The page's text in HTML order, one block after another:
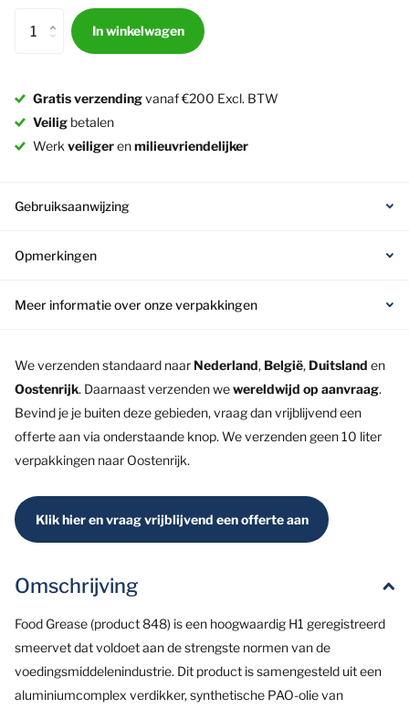
In winkelwagen
Gratis verzendingvanaf €200 Excl. BTW
Veilig betalen
Werk veiligerenmilieuvriendelijker
Gebruiksaanwijzing
Opmerkingen
Meer informatie over onze verpakkingen
We verzenden standaard naar Nederland, België, Duitsland en
Oostenrijk. Daarnaast verzenden wewereldwijd op aanvraag.
Bevind je je buiten deze gebieden, vraag dan vrijblijvend een
offerte aan via onderstaande knop. We verzenden geen 10 liter
verpakkingen naar Oostenrijk.
Klik hier en vraag vrijblijvend een offerte aan
Omschrijving
Food Grease (product 848) is een hoogwaardig H1 geregistreerd
smeervetdat voldoet aan de strengste normen van de
voedingsmiddelenindustrie. Dit product is samengesteld uit een
aluminiumcomplex verdikker, synthetische PAO-olie van